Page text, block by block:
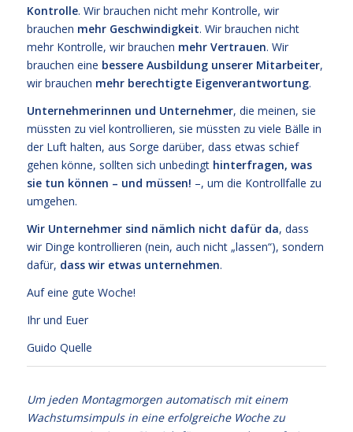
Kontrolle. Wir brauchen nicht mehr Kontrolle, wir
brauchen mehr Geschwindigkeit. Wir brauchen nicht
mehr Kontrolle, wir brauchen mehr Vertrauen. Wir
brauchen eine bessere Ausbildung unserer Mitarbeiter,
wir brauchen mehr berechtigte Eigenverantwortung.
Unternehmerinnen und Unternehmer, die meinen, sie
müssten zu viel kontrollieren, sie müssten zu viele Bälle in
der Luft halten, aus Sorge darüber, dass etwas schief
gehen könne, sollten sich unbedingt hinterfragen, was
sie tun können – und müssen! –, um die Kontrollfalle zu
umgehen.
Wir Unternehmer sind nämlich nicht dafür da, dass
wir Dinge kontrollieren (nein, auch nicht „lassen“), sondern
dafür, dass wir etwas unternehmen.
Auf eine gute Woche!
Ihr und Euer
Guido Quelle
Um jeden Montagmorgen automatisch mit einem
Wachstumsimpuls in eine erfolgreiche Woche zu